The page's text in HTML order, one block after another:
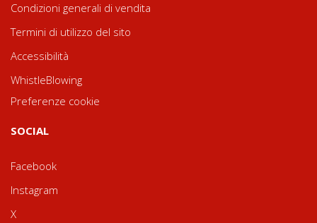
Condizioni generali di vendita
Termini di utilizzo del sito
Accessibilità
WhistleBlowing
Preferenze cookie
SOCIAL
Facebook
Instagram
X